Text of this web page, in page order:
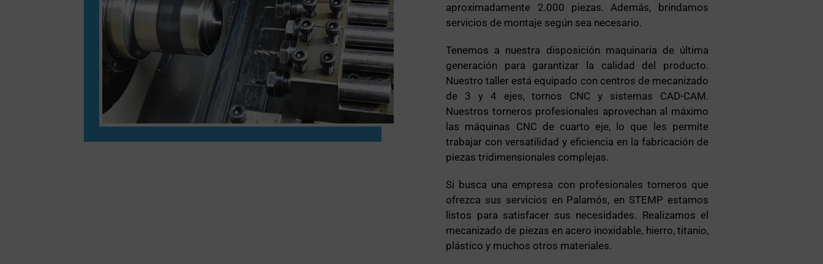
aproximadamente 2.000 piezas. Además, brindamos
servicios de montaje según sea necesario.
Tenemos a nuestra disposición maquinaria de última
generación para garantizar la calidad del producto.
Nuestro taller está equipado con centros de mecanizado
de 3 y 4 ejes, tornos CNC y sistemas CAD-CAM.
Nuestros torneros profesionales aprovechan al máximo
las máquinas CNC de cuarto eje, lo que les permite
trabajar con versatilidad y eficiencia en la fabricación de
piezas tridimensionales complejas.
Si busca una empresa con profesionales torneros que
ofrezca sus servicios en Palamós, en STEMP estamos
listos para satisfacer sus necesidades. Realizamos el
mecanizado de piezas en acero inoxidable, hierro, titanio,
plástico y muchos otros materiales.